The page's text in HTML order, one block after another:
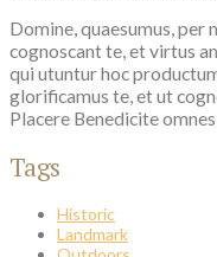
Domine, quaesumus, per
cognoscant te, et virtus
qui utuntur hoc
glorificamus te, et ut
Placere Benedicite
Tags
Historic
Landmark